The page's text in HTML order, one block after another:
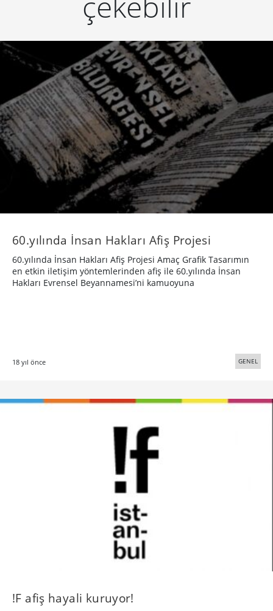
60.yılında İnsan Hakları Afiş Projesi
60.yılında İnsan Hakları Afiş Projesi Amaç Grafik Tasarımın
en etkin iletişim yöntemlerinden afiş ile 60.yılında İnsan
Hakları Evrensel Beyannamesi’ni kamuoyuna
18 yıl önce GENEL
!F afiş hayali kuruyor!